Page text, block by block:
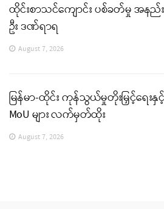
ထိုင်းစာသင်ကျောင်း ပစ်ခတ်မှု အနည်း
ဦး ဒဏ်ရာရ
August 7, 2026
မြန်မာ-ထိုင်း ကုန်သွယ်မှုတိုးမြှင့်ရေးနှ
MoU များ လက်မှတ်ထိုး
August 7, 2026